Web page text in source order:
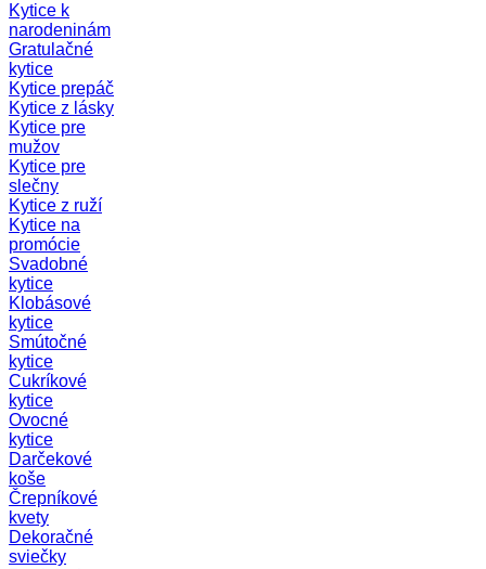
Kytice k
narodeninám
Gratulačné
kytice
Kytice prepáč
Kytice z lásky
Kytice pre
mužov
Kytice pre
slečny
Kytice z ruží
Kytice na
promócie
Svadobné
kytice
Klobásové
kytice
Smútočné
kytice
Cukríkové
kytice
Ovocné
kytice
Darčekové
koše
Črepníkové
kvety
Dekoračné
sviečky